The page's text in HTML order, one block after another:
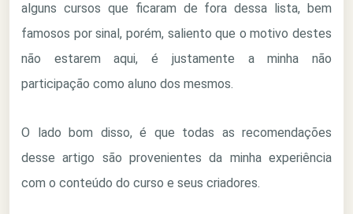
alguns cursos que ficaram de fora dessa lista, bem
famosos por sinal, porém, saliento que o motivo destes
não estarem aqui, é justamente a minha não
participação como aluno dos mesmos.
O lado bom disso, é que todas as recomendações
desse artigo são provenientes da minha experiência
com o conteúdo do curso e seus criadores.